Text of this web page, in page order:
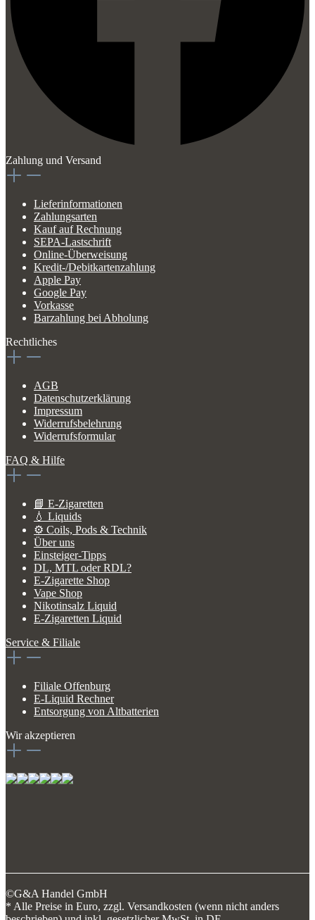
Zahlung und Versand
Lieferinformationen
Zahlungsarten
Kauf auf Rechnung
SEPA-Lastschrift
Online-Überweisung
Kredit-/Debitkartenzahlung
Apple Pay
Google Pay
Vorkasse
Barzahlung bei Abholung
Rechtliches
AGB
Datenschutzerklärung
Impressum
Widerrufsbelehrung
Widerrufsformular
FAQ & Hilfe
📘 E-Zigaretten
💧 Liquids
⚙️ Coils, Pods & Technik
Über uns
Einsteiger-Tipps
DL, MTL oder RDL?
E-Zigarette Shop
Vape Shop
Nikotinsalz Liquid
E-Zigaretten Liquid
Service & Filiale
Filiale Offenburg
E-Liquid Rechner
Entsorgung von Altbatterien
Wir akzeptieren
©G&A Handel GmbH
* Alle Preise in Euro, zzgl. Versandkosten (wenn nicht anders